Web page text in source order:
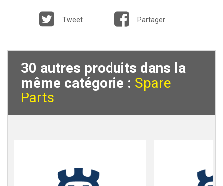
Tweet Partager
30 autres produits dans la
même catégorie : Spare
Parts